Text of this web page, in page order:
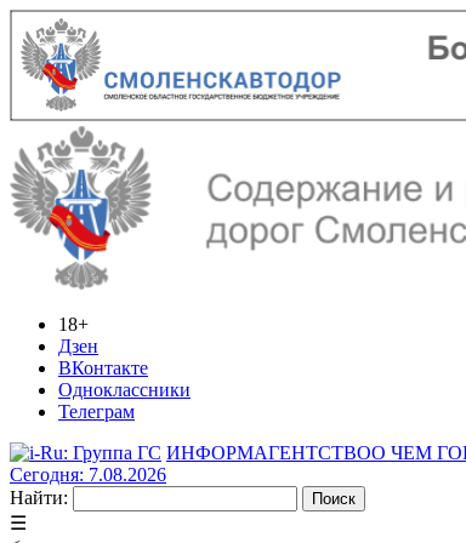
18+
Дзен
ВКонтакте
Одноклассники
Телеграм
ИНФОРМАГЕНТСТВОО ЧЕМ
Сегодня: 7.08.2026
Найти:
☰